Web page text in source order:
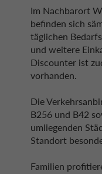
Im Nachbarort
befinden sich
täglichen
und weitere
Discounter ist
vorhanden.
Die
B256 und B42
umliegenden
Standort
Familien